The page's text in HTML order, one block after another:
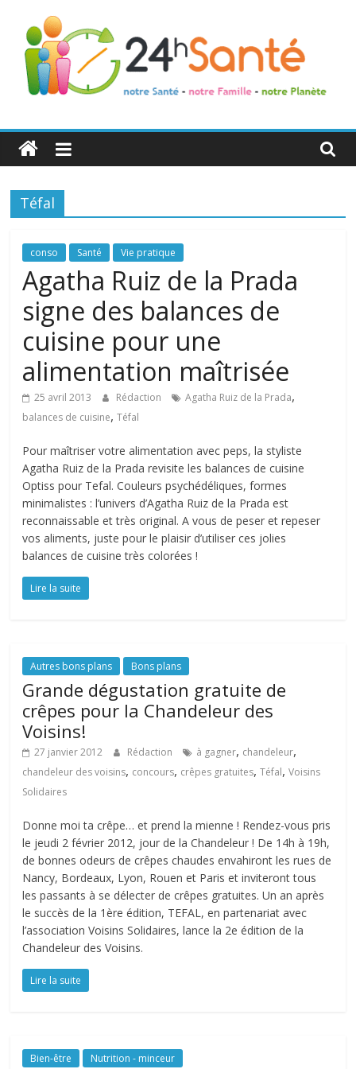
24h
Santé
La
de
toute
famille
Téfal
conso Santé Vie pratique
Agatha Ruiz de la Prada
signe des balances de
cuisine pour une
alimentation maîtrisée
25 avril 2013 Rédaction Agatha Ruiz de la Prada,
balances de cuisine,Téfal
Pour maîtriser votre alimentation avec peps, la styliste
Agatha Ruiz de la Prada revisite les balances de cuisine
Optiss pour Tefal. Couleurs psychédéliques, formes
minimalistes : l’univers d’Agatha Ruiz de la Prada est
reconnaissable et très original. A vous de peser et repeser
vos aliments, juste pour le plaisir d’utiliser ces jolies
balances de cuisine très colorées !
Lire la suite
Autres bons plans Bons plans
Grande dégustation gratuite de
crêpes pour la Chandeleur des
Voisins!
27 janvier 2012 Rédaction à gagner, chandeleur,
chandeleur des voisins, concours, crêpes gratuites,Téfal,Voisins
Solidaires
Donne moi ta crêpe… et prend la mienne ! Rendez-vous pris
le jeudi 2 février 2012, jour de la Chandeleur ! De 14h à 19h,
de bonnes odeurs de crêpes chaudes envahiront les rues de
Nancy, Bordeaux, Lyon, Rouen et Paris et inviteront tous
les passants à se délecter de crêpes gratuites. Un an après
le succès de la 1ère édition, TEFAL, en partenariat avec
l’association Voisins Solidaires, lance la 2e édition de la
Chandeleur des Voisins.
Lire la suite
Bien-être Nutrition - minceur